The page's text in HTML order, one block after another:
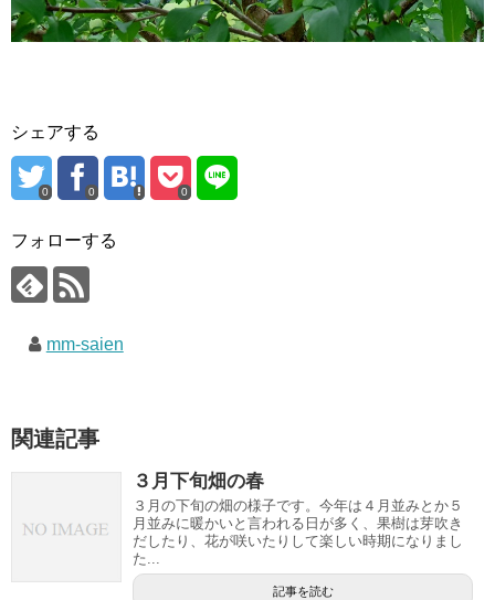
シェアする
0 0 0
フォローする
mm-saien
関連記事
３月下旬畑の春
３月の下旬の畑の様子です。今年は４月並みとか５
月並みに暖かいと言われる日が多く、果樹は芽吹き
だしたり、花が咲いたりして楽しい時期になりまし
た...
記事を読む